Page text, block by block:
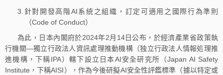
3.針對開發高階AI系統之組織，訂定可適用之國際行為準則
（Code of Conduct）
為此，日本內閣府於2024年2月14日公布，於經濟產業省政策執
行機關—獨立行政法人資訊處理推動機構（独立行政法人情報処理推
進機構，下稱IPA）轄下設立日本AI安全研究所（Japan AI Safety
Institute，下稱AISI），作為今後研擬AI安全性評鑑標準（據以特定或